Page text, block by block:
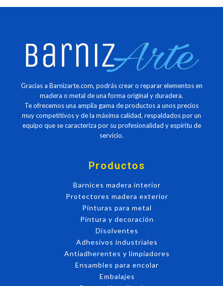
Gracias a Barnizarte.com, podrás crear o reparar elementos en
madera o metal de una forma original y duradera.
Te ofrecemos una amplia gama de productos a unos precios
muy competitivos y de la máxima calidad, respaldados por un
equipo que se caracteriza por su profesionalidad y espíritu de
servicio.
Productos
Barnices madera interior
Protectores madera exterior
Pinturas para metal
Pintura y decoración
Disolventes
Adhesivos industriales
Antiadherentes y limpiadores
Ensambles para encolar
Embalajes